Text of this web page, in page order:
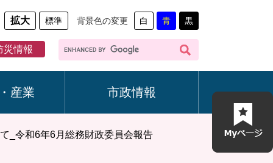
拡大 標準 背景色の変更 白 青 黒
災情報
G
o
カ
産業 市政情報
_令和6年6月総務財政委員会報告